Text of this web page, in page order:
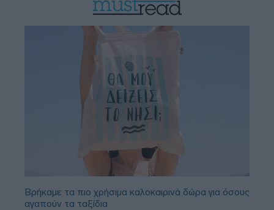
Βρήκαμε τα πιο χρήσιμα καλοκαιρινά δώρα για όσους
αγαπούν τα ταξίδια